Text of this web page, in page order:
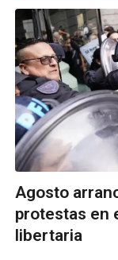
Agosto
protestas en
libertaria